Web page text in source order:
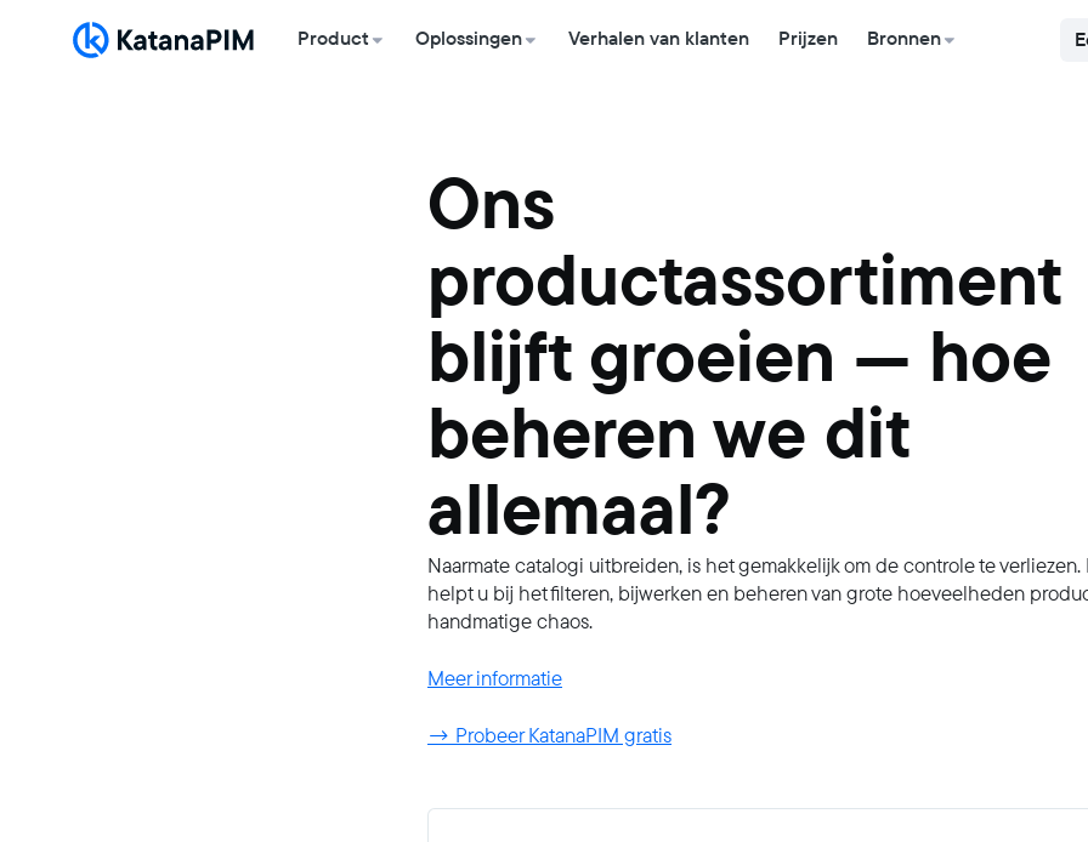
Product Oplossingen Verhalen van klanten Prijzen Bronnen
Ons
productassortiment
blijft groeien — hoe
beheren we dit
allemaal?
Naarmate catalogi uitbreiden, is het gemakkelijk om de controle te verliezen.
helpt u bij het filteren, bijwerken en beheren van grote hoeveelheden
handmatige chaos.
Meer informatie
→ Probeer KatanaPIM gratis